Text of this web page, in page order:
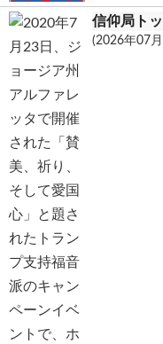
信仰局ト
(2026年07